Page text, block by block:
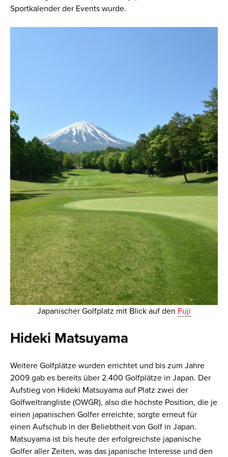
Sportkalender der Events wurde.
Japanischer Golfplatz mit Blick auf den Fuji
Hideki Matsuyama
Weitere Golfplätze wurden errichtet und bis zum Jahre
2009 gab es bereits über 2.400 Golfplätze in Japan. Der
Aufstieg von Hideki Matsuyama auf Platz zwei der
Golfweltrangliste (OWGR), also die höchste Position, die je
einen japanischen Golfer erreichte, sorgte erneut für
einen Aufschub in der Beliebtheit von Golf in Japan.
Matsuyama ist bis heute der erfolgreichste japanische
Golfer aller Zeiten, was das japanische Interesse und den